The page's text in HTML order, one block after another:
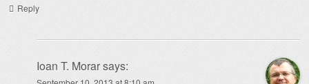
Reply
Ioan T. Morarsays: